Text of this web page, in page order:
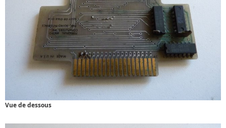
Vue de dessous